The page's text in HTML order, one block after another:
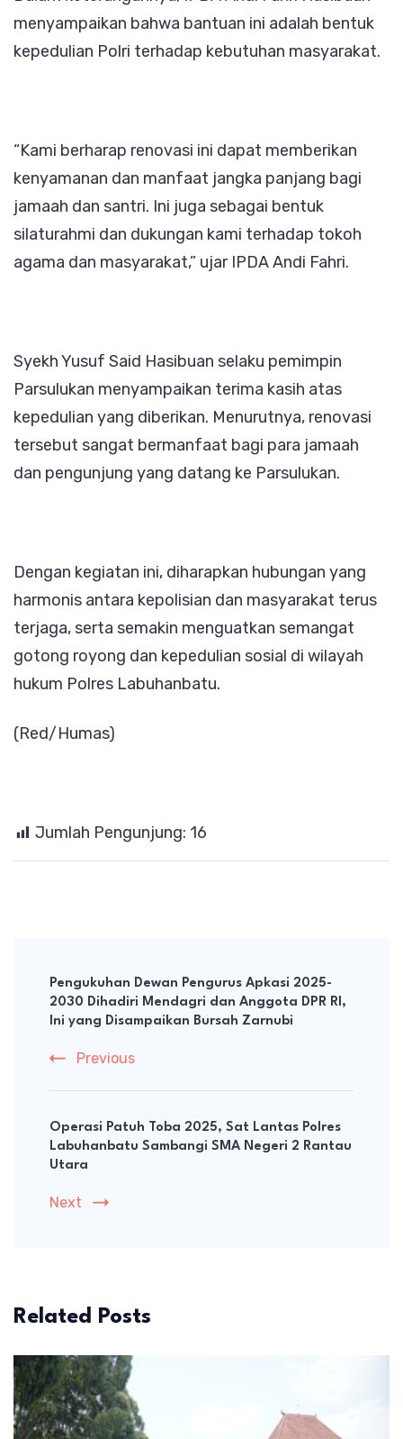
menyampaikan bahwa bantuan ini adalah bentuk
kepedulian Polri terhadap kebutuhan masyarakat.
“Kami berharap renovasi ini dapat memberikan
kenyamanan dan manfaat jangka panjang bagi
jamaah dan santri. Ini juga sebagai bentuk
silaturahmi dan dukungan kami terhadap tokoh
agama dan masyarakat,” ujar IPDA Andi Fahri.
Syekh Yusuf Said Hasibuan selaku pemimpin
Parsulukan menyampaikan terima kasih atas
kepedulian yang diberikan. Menurutnya, renovasi
tersebut sangat bermanfaat bagi para jamaah
dan pengunjung yang datang ke Parsulukan.
Dengan kegiatan ini, diharapkan hubungan yang
harmonis antara kepolisian dan masyarakat terus
terjaga, serta semakin menguatkan semangat
gotong royong dan kepedulian sosial di wilayah
hukum Polres Labuhanbatu.
(Red/Humas)
Jumlah Pengunjung: 16
Navigation
Pengukuhan Dewan Pengurus Apkasi 2025-
2030 Dihadiri Mendagri dan Anggota DPR RI,
Ini yang Disampaikan Bursah Zarnubi
Previous
Operasi Patuh Toba 2025, Sat Lantas Polres
Labuhanbatu Sambangi SMA Negeri 2 Rantau
Utara
Next
Related Posts